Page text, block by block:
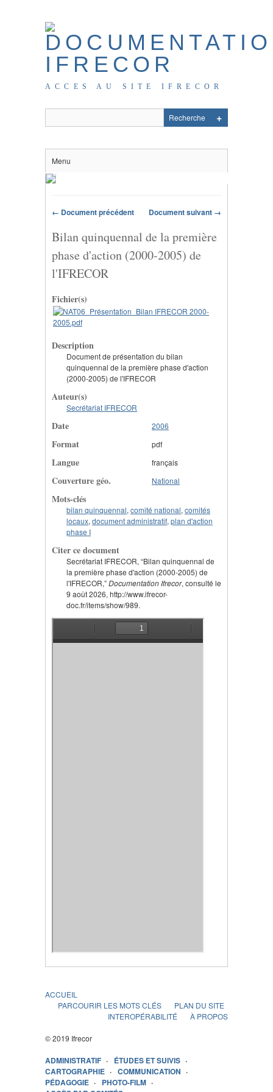
ACCES AU SITE IFRECOR
Menu
← Document précédent Document suivant →
Bilan quinquennal de la première
phase d'action (2000-2005) de
l'IFRECOR
Fichier(s)
Description
Document de présentation du bilan
quinquennal de la première phase d'action
(2000-2005) de l'IFRECOR
Auteur(s)
Secrétariat IFRECOR
Date 2006
Format pdf
Langue français
Couverture géo. National
Mots-clés
bilan quinquennal, comité national, comités
locaux, document administratif, plan d'action
phase I
Citer ce document
Secrétariat IFRECOR, “Bilan quinquennal de
la première phase d'action (2000-2005) de
l'IFRECOR,”Documentation Ifrecor, consulté le
9 août 2026, http://www.ifrecor-
doc.fr/items/show/989.
ACCUEIL
PARCOURIR LES MOTS CLÉS
PLAN DU SITE
INTEROPÉRABILITÉ
À PROPOS
© 2019 Ifrecor
ADMINISTRATIF
ÉTUDES ET SUIVIS
CARTOGRAPHIE
COMMUNICATION
PÉDAGOGIE
PHOTO-FILM